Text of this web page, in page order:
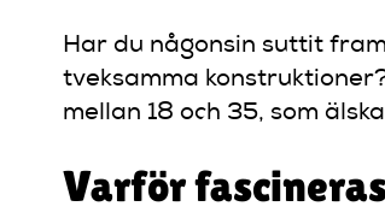
Har du någonsin suttit
tveksamma
mellan 18 och 35, som
Varför